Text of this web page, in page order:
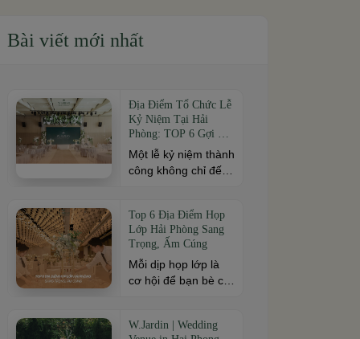
Bài viết mới nhất
Địa Điểm Tổ Chức Lễ
Kỷ Niệm Tại Hải
Phòng: TOP 6 Gợi Ý
Nổi Bật
Một lễ kỷ niệm thành
công không chỉ đến
vào địa điểm tổ
chức. Nếu bạn đang
tìm kiếm địa điểm tổ
chức lễ kỷ niệm tại
Hải Phòng có không
đáp ứng nhiều quy
Top 6 Địa Điểm Họp
Lớp Hải Phòng Sang
Trọng, Ấm Cúng
Mỗi dịp họp lớp là
cơ hội để bạn bè cũ
sau nhiều năm xa
W.Jardin | Wedding